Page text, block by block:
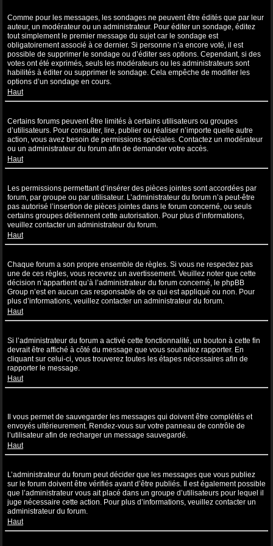
Comme pour les messages, les sondages ne peuvent être édités que par leur
auteur, un modérateur ou un administrateur. Pour éditer un sondage, éditez
tout simplement le premier message du sujet car le sondage est
obligatoirement associé à ce dernier. Si personne n’a encore voté, il est
possible de supprimer le sondage ou d’éditer ses options. Cependant, si des
votes ont été exprimés, seuls les modérateurs ou les administrateurs sont
habilités à éditer ou supprimer le sondage. Cela empêche de modifier les
options d’un sondage en cours.
Haut
Certains forums peuvent être limités à certains utilisateurs ou groupes
d’utilisateurs. Pour consulter, lire, publier ou réaliser n’importe quelle autre
action, vous avez besoin de permissions spéciales. Contactez un modérateur
ou un administrateur du forum afin de demander votre accès.
Haut
Les permissions permettant d’insérer des pièces jointes sont accordées par
forum, par groupe ou par utilisateur. L’administrateur du forum n’a peut-être
pas autorisé l’insertion de pièces jointes dans le forum concerné, ou seuls
certains groupes détiennent cette autorisation. Pour plus d’informations,
veuillez contacter un administrateur du forum.
Haut
Chaque forum a son propre ensemble de règles. Si vous ne respectez pas
une de ces règles, vous recevrez un avertissement. Veuillez noter que cette
décision n’appartient qu’à l’administrateur du forum concerné, le phpBB
Group n’est en aucun cas responsable de ce qui est appliqué ou non. Pour
plus d’informations, veuillez contacter un administrateur du forum.
Haut
Si l’administrateur du forum a activé cette fonctionnalité, un bouton à cette fin
devrait être affiché à côté du message que vous souhaitez rapporter. En
cliquant sur celui-ci, vous trouverez toutes les étapes nécessaires afin de
rapporter le message.
Haut
Il vous permet de sauvegarder les messages qui doivent être complétés et
envoyés ultérieurement. Rendez-vous sur votre panneau de contrôle de
l’utilisateur afin de recharger un message sauvegardé.
Haut
L’administrateur du forum peut décider que les messages que vous publiez
sur le forum doivent être vérifiés avant d’être publiés. Il est également possible
que l’administrateur vous ait placé dans un groupe d’utilisateurs pour lequel il
juge nécessaire cette action. Pour plus d’informations, veuillez contacter un
administrateur du forum.
Haut